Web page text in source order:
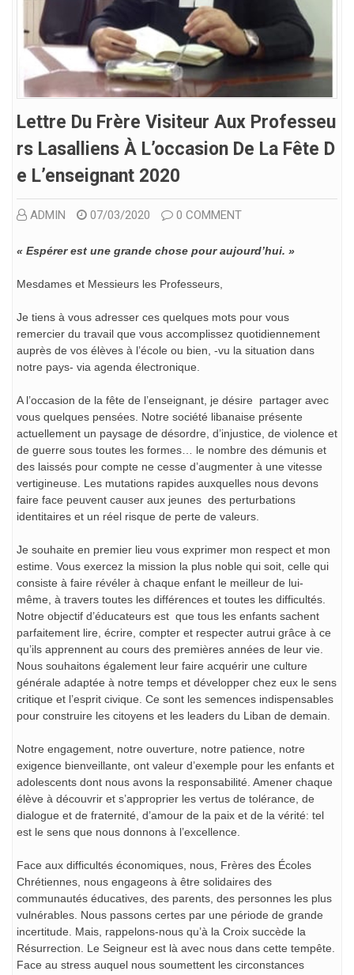
Lettre Du Frère Visiteur Aux Professeu
Rs Lasalliens À L’occasion De La Fête D
E L’enseignant 2020
ADMIN 07/03/2020 0 COMMENT
« Espérer est une grande chose pour aujourd’hui. »
Mesdames et Messieurs les Professeurs,
Je tiens à vous adresser ces quelques mots pour vous
remercier du travail que vous accomplissez quotidiennement
auprès de vos élèves à l’école ou bien, -vu la situation dans
notre pays- via agenda électronique.
A l’occasion de la fête de l’enseignant, je désire partager avec
vous quelques pensées. Notre société libanaise présente
actuellement un paysage de désordre, d’injustice, de violence et
de guerre sous toutes les formes… le nombre des démunis et
des laissés pour compte ne cesse d’augmenter à une vitesse
vertigineuse. Les mutations rapides auxquelles nous devons
faire face peuvent causer aux jeunes des perturbations
identitaires et un réel risque de perte de valeurs.
Je souhaite en premier lieu vous exprimer mon respect et mon
estime. Vous exercez la mission la plus noble qui soit, celle qui
consiste à faire révéler à chaque enfant le meilleur de lui-
même, à travers toutes les différences et toutes les difficultés.
Notre objectif d’éducateurs est que tous les enfants sachent
parfaitement lire, écrire, compter et respecter autrui grâce à ce
qu’ils apprennent au cours des premières années de leur vie.
Nous souhaitons également leur faire acquérir une culture
générale adaptée à notre temps et développer chez eux le sens
critique et l’esprit civique. Ce sont les semences indispensables
pour construire les citoyens et les leaders du Liban de demain.
Notre engagement, notre ouverture, notre patience, notre
exigence bienveillante, ont valeur d’exemple pour les enfants et
adolescents dont nous avons la responsabilité. Amener chaque
élève à découvrir et s’approprier les vertus de tolérance, de
dialogue et de fraternité, d’amour de la paix et de la vérité: tel
est le sens que nous donnons à l’excellence.
Face aux difficultés économiques, nous, Frères des Écoles
Chrétiennes, nous engageons à être solidaires des
communautés éducatives, des parents, des personnes les plus
vulnérables. Nous passons certes par une période de grande
incertitude. Mais, rappelons-nous qu’à la Croix succède la
Résurrection. Le Seigneur est là avec nous dans cette tempête.
Face au stress auquel nous soumettent les circonstances